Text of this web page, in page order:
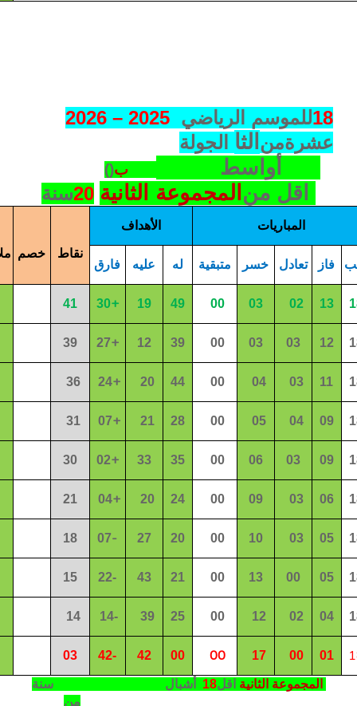
2026 – 2025 للموسم الرياضي18
الجولة
الثا منة عشر
((ب أواسط
سنة20 المجموعة الثانية اقل من
خصم نقاط
الأهداف المباريات
فارق عليه له متبقية خسر تعادل فاز
41 30+ 19 49 00 03 02 13
39 27+ 12 39 00 03 03 12
36 24+ 20 44 00 04 03 11
31 07+ 21 28 00 05 04 09
30 02+ 33 35 00 06 03 09
21 04+ 20 24 00 09 03 06
18 07- 27 20 00 10 03 05
15 22- 43 21 00 13 00 05
14 14- 39 25 00 12 02 04
03 42- 42 00 00 17 00 01
سنةأشبال 18 المجموعة الثانية اقل
من